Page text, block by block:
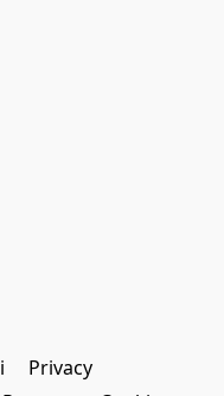
Privacy